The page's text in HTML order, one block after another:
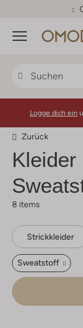
Menü
Logge dich ein
Zurück
Kleider
8 items
Strickkleider
Sweatstoff